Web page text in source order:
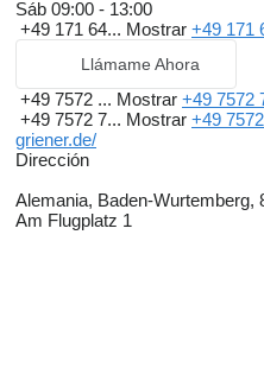
Sáb 09:00 - 13:00
+49 171 64... Mostrar +49 171
Llámame Ahora
+49 7572 ... Mostrar +49 7572
+49 7572 7... Mostrar +49
griener.de/
Dirección
Alemania, Baden-Wurtemberg,
Am Flugplatz 1